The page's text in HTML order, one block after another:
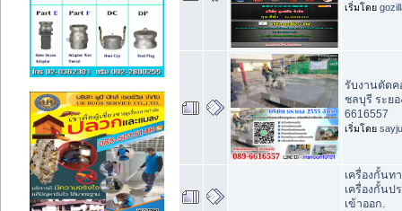
เริ่มโดย
รับงานตัด
ชลบุรี ระย
6616557
เริ่มโดย
เครื่องกั้นท
เครื่องกั้นป
เข้าออก.